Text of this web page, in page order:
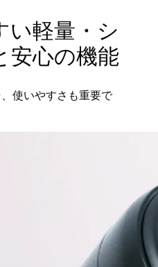
い軽量・シ
安心の機能
使いやすさも重要で